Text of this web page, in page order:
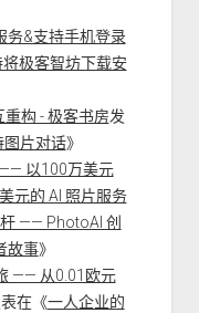
务&支持手机登录
极客智坊下载安
构 - 极客书房发
图片对话》
以100万美元
元的 AI 照片服务
—— PhotoAI 创
故事》
—— 从0.01欧元
在《一人企业的